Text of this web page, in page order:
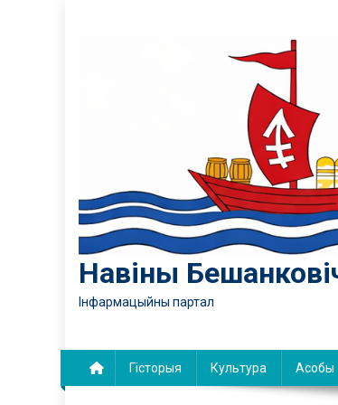
Навіны
Інфармацыйны партал
Гісторыя Культура Асобы